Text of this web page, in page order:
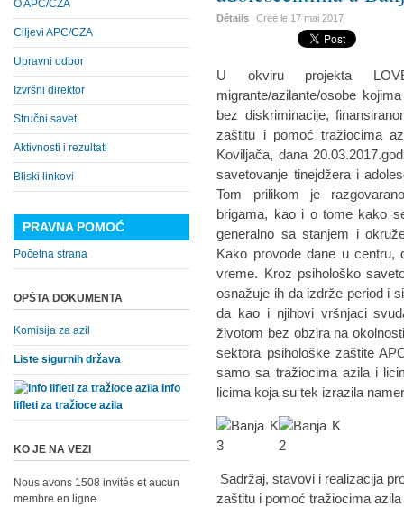
Détails Créé le 17 mai 2017
U okviru projekta
migrante/azilante/osobe
bez diskriminacije,
zaštitu i pomoć tražiocima
Koviljača, dana
savetovanje tinejdžera i
Tom prilikom je
brigama, kao i o tome kako
generalno sa stanjem i
Kako provode dane u centru,
vreme. Kroz psihološko
osnažuje ih da izdrže period i
da kao i njihovi vršnjaci
životom bez obzira na
sektora psihološke zaštite
samo sa tražiocima azila i
licima koja su tek izrazila
Sadržaj, stavovi i realizacija
zaštitu i pomoć tražiocima
O APC/CZA
Ciljevi APC/CZA
Upravni odbor
Izvršni direktor
Stručni savet
Aktivnosti i rezultati
Bliski linkovi
PRAVNA POMOĆ
Početna strana
OPŠTA DOKUMENTA
Komisija za azil
Liste sigurnih država
Info
lifleti za tražioce azila
KO JE NA VEZI
Nous avons 1508 invités et aucun
membre en ligne